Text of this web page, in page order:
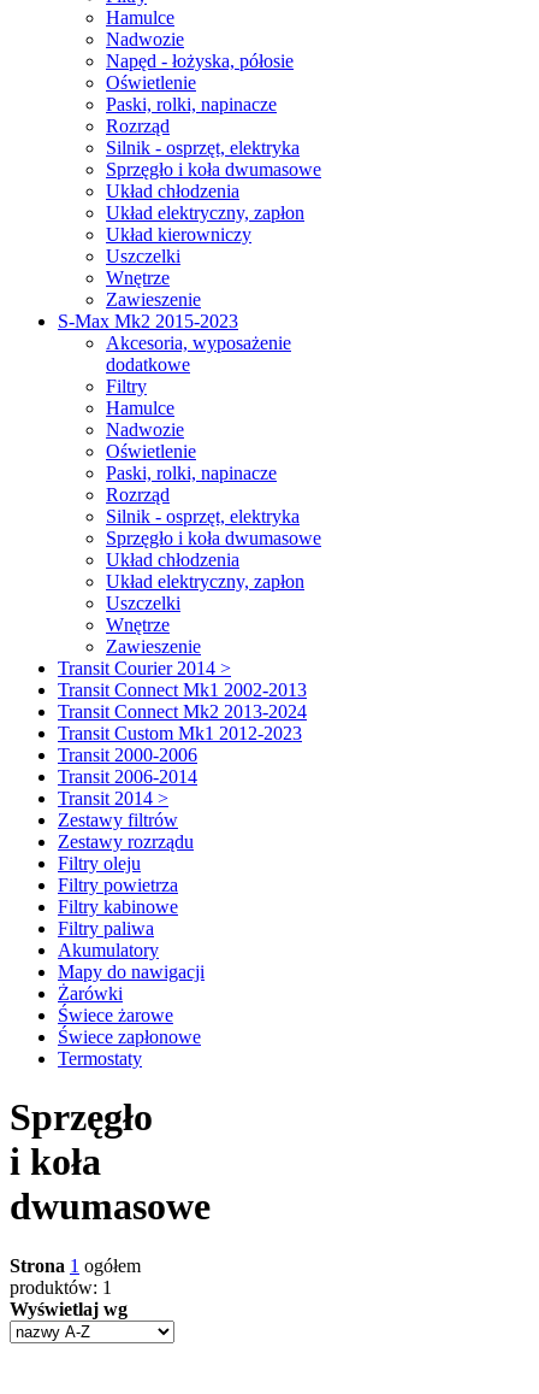
Hamulce
Nadwozie
Napęd - łożyska, półosie
Oświetlenie
Paski, rolki, napinacze
Rozrząd
Silnik - osprzęt, elektryka
Sprzęgło i koła dwumasowe
Układ chłodzenia
Układ elektryczny, zapłon
Układ kierowniczy
Uszczelki
Wnętrze
Zawieszenie
S-Max Mk2 2015-2023
Akcesoria, wyposażenie
dodatkowe
Filtry
Hamulce
Nadwozie
Oświetlenie
Paski, rolki, napinacze
Rozrząd
Silnik - osprzęt, elektryka
Sprzęgło i koła dwumasowe
Układ chłodzenia
Układ elektryczny, zapłon
Uszczelki
Wnętrze
Zawieszenie
Transit Courier 2014 >
Transit Connect Mk1 2002-2013
Transit Connect Mk2 2013-2024
Transit Custom Mk1 2012-2023
Transit 2000-2006
Transit 2006-2014
Transit 2014 >
Zestawy filtrów
Zestawy rozrządu
Filtry oleju
Filtry powietrza
Filtry kabinowe
Filtry paliwa
Akumulatory
Mapy do nawigacji
Żarówki
Świece żarowe
Świece zapłonowe
Termostaty
Sprzęgło
i koła
dwumasowe
Strona 1 ogółem
produktów: 1
Wyświetlaj wg